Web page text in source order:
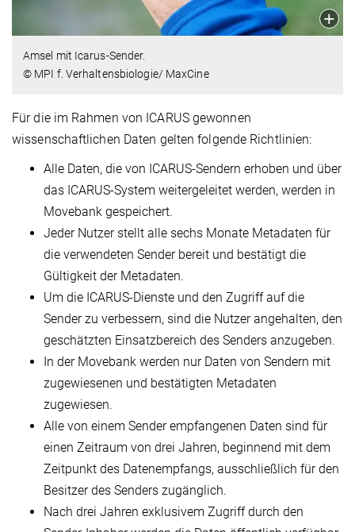
Amsel mit Icarus-Sender.
© MPI f. Verhaltensbiologie/ MaxCine
Für die im Rahmen von ICARUS gewonnen
wissenschaftlichen Daten gelten folgende Richtlinien:
Alle Daten, die von ICARUS-Sendern erhoben und über
das ICARUS-System weitergeleitet werden, werden in
Movebank gespeichert.
Jeder Nutzer stellt alle sechs Monate Metadaten für
die verwendeten Sender bereit und bestätigt die
Gültigkeit der Metadaten.
Um die ICARUS-Dienste und den Zugriff auf die
Sender zu verbessern, sind die Nutzer angehalten, den
geschätzten Einsatzbereich des Senders anzugeben.
In der Movebank werden nur Daten von Sendern mit
zugewiesenen und bestätigten Metadaten
zugewiesen.
Alle von einem Sender empfangenen Daten sind für
einen Zeitraum von drei Jahren, beginnend mit dem
Zeitpunkt des Datenempfangs, ausschließlich für den
Besitzer des Senders zugänglich.
Nach drei Jahren exklusivem Zugriff durch den